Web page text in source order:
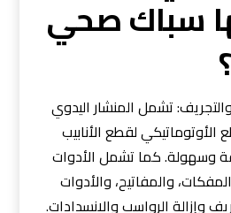
سباك صحي
تشمل المنشار اليدوي
الأوتوماتيكي لقطع الأنابيب
وسهولة. كما تشمل الأدوات
والمفاتيح، والأدوات
وإزالة الرواسب والانسدادات.